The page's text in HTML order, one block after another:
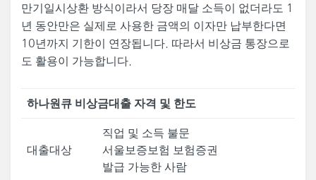
만기일시상환 방식이라서 당장 매달 소득이 없더라도 1
년 동안만은 실제로 사용한 금액의 이자만 납부한다면
10년까지 기한이 연장됩니다. 따라서 비상금 통장으로
도 활용이 가능합니다.
하나원큐 비상금대출 자격 및 한도
대출대상
직업 및 소득 불문
서울보증보험 보험증권
발급 가능한 사람